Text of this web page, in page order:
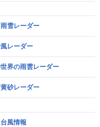
雨雪レーダー
風レーダー
世界の雨雲レーダー
黄砂レーダー
台風情報